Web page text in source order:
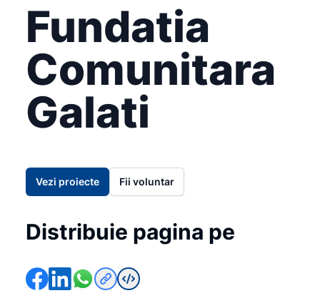
Fundatia
Comunitara
Galati
Vezi proiecte Fii voluntar
Distribuie pagina pe